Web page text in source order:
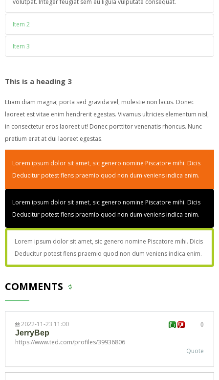
Item 2
consectetur adipiscing elit. Proin ornare consectetur sodales. Nulla
luctus cursus mauris at dapibus. Cras ac felis et neque consequat
eu ligula vulputate consequat.
Item 3
dapibus. Cras ac felis et neque consequat elementum a eget turpis.
consequat.
This is a heading 3
Etiam diam magna; porta sed gravida vel, molestie non lacus. Donec
laoreet est vitae enim hendrerit egestas. Vivamus ultricies elementum nisl,
in consectetur eros laoreet ut! Donec porttitor venenatis rhoncus. Nunc
pretium erat at dui laoreet egestas.
Lorem ipsum dolor sit amet, sic genero nomine Piscatore mihi. Dicis
Deducitur potest flens praemio quod non dum veniens indica enim.
Lorem ipsum dolor sit amet, sic genero nomine Piscatore mihi. Dicis
Deducitur potest flens praemio quod non dum veniens indica enim.
Lorem ipsum dolor sit amet, sic genero nomine Piscatore mihi. Dicis
Deducitur potest flens praemio quod non dum veniens indica enim.
COMMENTS
0
JerryBep
2022-11-23 11:00
https://www.ted.com/profiles/39936806
Quote